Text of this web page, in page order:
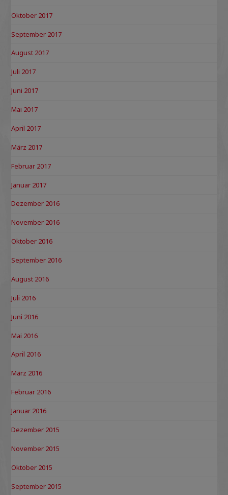
Oktober 2017
September 2017
August 2017
Juli 2017
Juni 2017
Mai 2017
April 2017
März 2017
Februar 2017
Januar 2017
Dezember 2016
November 2016
Oktober 2016
September 2016
August 2016
Juli 2016
Juni 2016
Mai 2016
April 2016
März 2016
Februar 2016
Januar 2016
Dezember 2015
November 2015
Oktober 2015
September 2015